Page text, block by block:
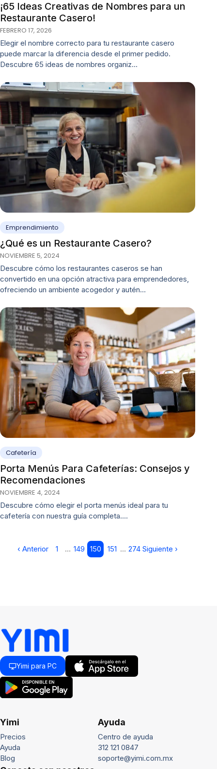
¡65 Ideas Creativas de Nombres para un
Restaurante Casero!
FEBRERO 17, 2026
Elegir el nombre correcto para tu restaurante casero
puede marcar la diferencia desde el primer pedido.
Descubre 65 ideas de nombres organiz…
Emprendimiento
¿Qué es un Restaurante Casero?
NOVIEMBRE 5, 2024
Descubre cómo los restaurantes caseros se han
convertido en una opción atractiva para emprendedores,
ofreciendo un ambiente acogedor y autén…
Cafetería
Porta Menús Para Cafeterías: Consejos y
Recomendaciones
NOVIEMBRE 4, 2024
Descubre cómo elegir el porta menús ideal para tu
cafetería con nuestra guía completa.…
‹ Anterior 1 … 149 150 151 … 274 Siguiente ›
Yimi para PC
Yimi
Precios
Ayuda
Blog
Ayuda
Centro de ayuda
312 121 0847
soporte@yimi.com.mx